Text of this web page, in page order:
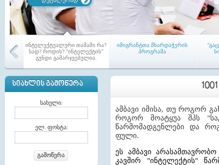
ინტელექტუალური თამაში რა?
სად? როდის? "ინტელექტის"
გუნდი გამარჯვებულია.
იმიგრანტთა მხარდაჭერის
პროგრამა
აჭარის რეგიონში პირველი
ამაგ-ი (LAG) - აქტიურ
მოქალაქეთა ადგილობრივი
ამბავი იმისა, თუ როგორ
როგორ მოატყუა შპს
წარმომადგენლები და
ფული.
ეს ამბავი
კავშირ "ინტელექტის"
ᲡᲘᲐᲮᲚᲘᲡ ᲒᲐᲛᲝᲬᲔᲠᲐ
სახელი:
ელ. ფოსტა:
გამოწერა